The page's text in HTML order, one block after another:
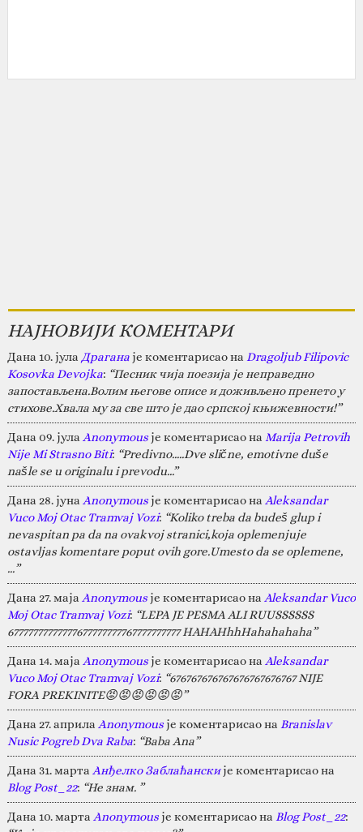
НАЈНОВИЈИ КОМЕНТАРИ
Дана 10. јула Драганаје коментарисао на Dragoljub Filipovic
Kosovka Devojka: “Песник чија поезија је неправедно
запостављена.Волим његове описе и доживљено пренето у
стихове.Хвала му за све што је дао српској књижевности!”
Дана 09. јула Anonymousје коментарисао на Marija Petrovih
Nije Mi Strasno Biti: “Predivno.....Dve slične, emotivne duše
našle se u originalu i prevodu...”
Дана 28. јуна Anonymousје коментарисао на Aleksandar
Vuco Moj Otac Tramvaj Vozi: “Koliko treba da budeš glup i
nevaspitan pa da na ovakvoj stranici,koja oplemenjuje
ostavljas komentare poput ovih gore.Umesto da se oplemene,
…”
Дана 27. маја Anonymousје коментарисао на Aleksandar Vuco
Moj Otac Tramvaj Vozi: “LEPA JE PESMA ALI RUUSSSSSS
67777777777777677777777767777777777 HAHAHhhHahahahaha”
Дана 14. маја Anonymousје коментарисао на Aleksandar
Vuco Moj Otac Tramvaj Vozi: “676767676767676767676767 NIJE
FORA PREKINITE😡😡😡😡😡😡”
Дана 27. априла Anonymousје коментарисао на Branislav
Nusic Pogreb Dva Raba: “Baba Ana”
Дана 31. марта Анђелко Заблаћанскије коментарисао на
Blog Post_22: “Не знам. ”
Дана 10. марта Anonymousје коментарисао на Blog Post_22: